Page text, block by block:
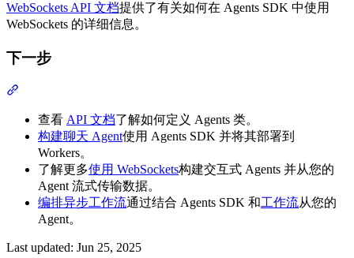
WebSockets API 文档提供了有关如何在 Agents SDK 中使用
WebSockets 的详细信息。
下一步
查看 API 文档了解如何定义 Agents 类。
构建聊天 Agent使用 Agents SDK 并将其部署到
Workers。
了解更多使用 WebSockets构建交互式 Agents 并从您的
Agent 流式传输数据。
编排异步工作流通过结合 Agents SDK 和工作流从您的
Agent。
Last updated: Jun 25, 2025